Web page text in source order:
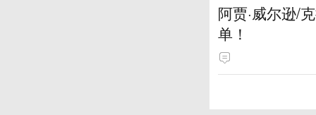
阿贾·威尔逊/
单！